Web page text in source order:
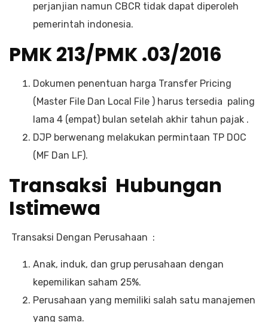
perjanjian namun CBCR tidak dapat diperoleh
pemerintah indonesia.
PMK 213/PMK .03/2016
Dokumen penentuan harga Transfer Pricing
(Master File Dan Local File ) harus tersedia paling
lama 4 (empat) bulan setelah akhir tahun pajak .
DJP berwenang melakukan permintaan TP DOC
(MF Dan LF).
Transaksi Hubungan
Istimewa
Transaksi Dengan Perusahaan :
Anak, induk, dan grup perusahaan dengan
kepemilikan saham 25%.
Perusahaan yang memiliki salah satu manajemen
yang sama.